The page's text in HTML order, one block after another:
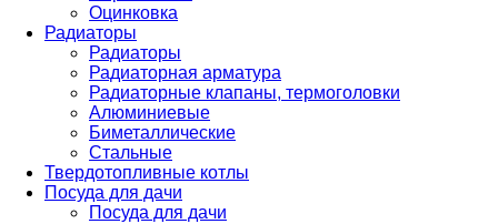
Оцинковка
Радиаторы
Радиаторы
Радиаторная арматура
Радиаторные клапаны, термоголовки
Алюминиевые
Биметаллические
Стальные
Твердотопливные котлы
Посуда для дачи
Посуда для дачи